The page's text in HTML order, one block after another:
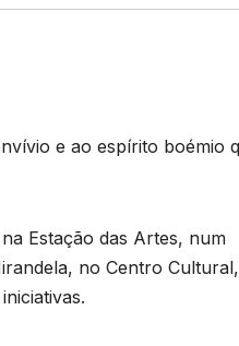
e ao espírito boémio
Estação das Artes, num
no Centro Cultural,